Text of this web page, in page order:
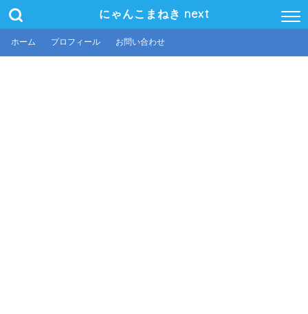
にゃんこまねき next
ホーム プロフィール お問い合わせ